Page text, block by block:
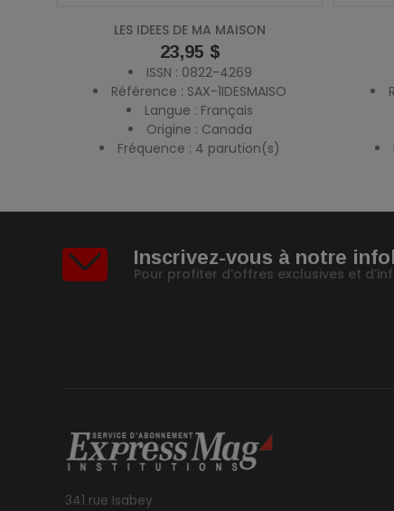
LES IDEES DE MA MAISON
Prix
23,95 $
ISSN : 0822-4269
Référence : SAX-1IDESMAISO
Langue : Français
Origine : Canada
Fréquence : 4 parution(s)
Inscrivez-vous à notre
Pour profiter d’offres exclusives et
341 rue Isabey